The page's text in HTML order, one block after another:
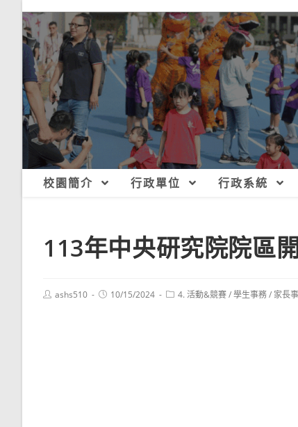
校園簡介 行政單位 行政系統
113年中央研究院院區
Postashs510
Post10/15/2024
Post4. 活動&競賽/學生事務/ 家長